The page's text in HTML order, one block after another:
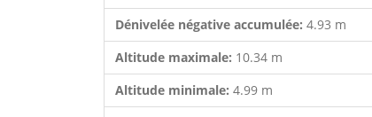
Dénivelée négative accumulée: 4.93 m
Altitude maximale: 10.34 m
Altitude minimale: 4.99 m